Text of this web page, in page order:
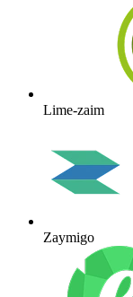
Lime-zaim
Zaymigo